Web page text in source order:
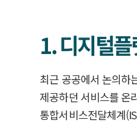
1. 디지털
최근 공공에서 논의하
제공하던 서비스를 온
통합서비스전달체계